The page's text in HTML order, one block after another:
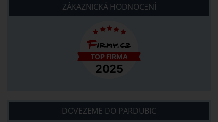
ZÁKAZNICKÁ HODNOCENÍ
DOVEZEME DO PARDUBIC